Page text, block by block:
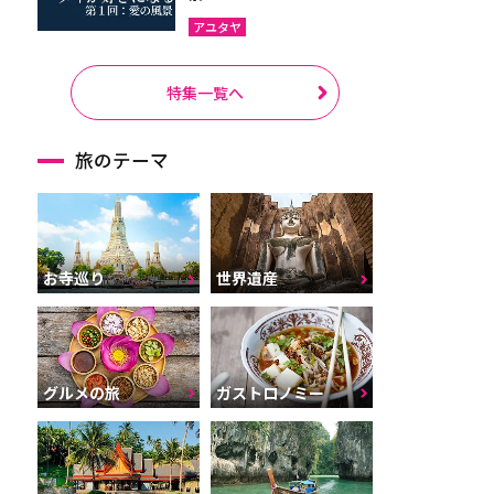
アユタヤ
特集一覧へ
旅のテーマ
お寺巡り 世界遺産
グルメの旅 ガストロノミー